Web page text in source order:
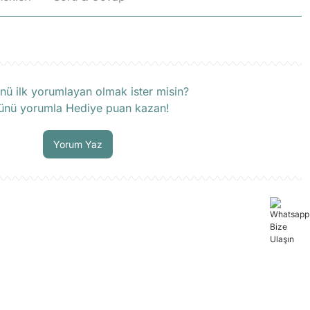
ilk yorumlayan olmak ister misin?
yorumla Hediye puan kazan!
Yorum Yaz